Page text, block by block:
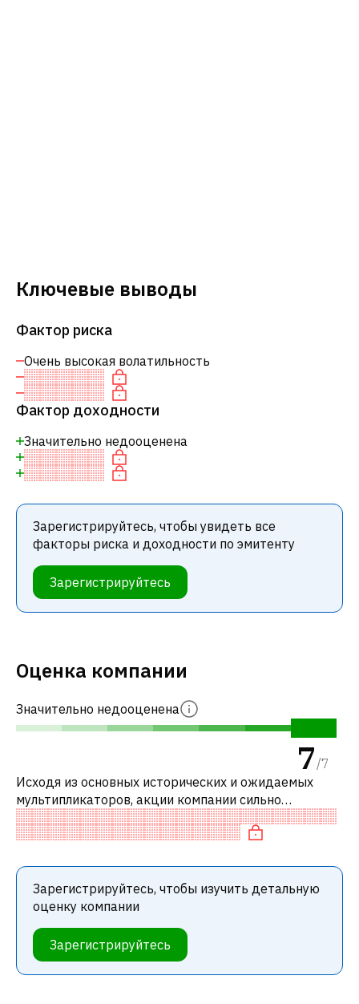
Ключевые выводы
Фактор риска
Очень высокая волатильность
Фактор доходности
Значительно недооценена
Зарегистрируйтесь, чтобы увидеть все
факторы риска и доходности по эмитенту
Зарегистрируйтесь
Оценка компании
Значительно недооценена
7/7
Исходя из основных исторических и ожидаемых
мультипликаторов, акции компании сильно
недооценены по сравнению с аналогичными
компаниями. В частности, акция «дешевая» по P/
Зарегистрируйтесь, чтобы изучить детальную
оценку компании
Зарегистрируйтесь